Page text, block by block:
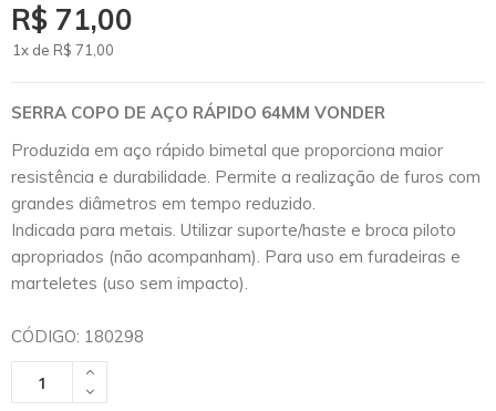
R$ 71,00
1x de R$ 71 ,00
SERRA COPO DE AÇO RÁPIDO 64MM VONDER
Produzida em aço rápido bimetal que proporciona maior
resistência e durabilidade. Permite a realização de furos com
grandes diâmetros em tempo reduzido.
Indicada para metais. Utilizar suporte/haste e broca piloto
apropriados (não acompanham). Para uso em furadeiras e
marteletes (uso sem impacto).
CÓDIGO: 180298